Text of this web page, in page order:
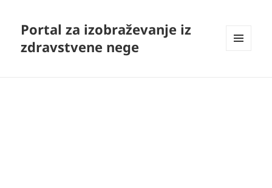
Portal za izobraževanje iz
zdravstvene nege